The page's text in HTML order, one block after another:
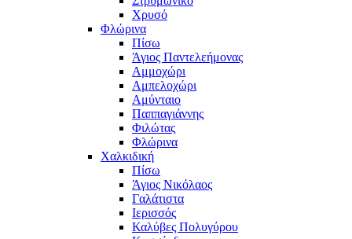
Χρυσό
Φλώρινα
Πίσω
Άγιος Παντελεήμονας
Αμμοχώρι
Αμπελοχώρι
Αμύνταιο
Παππαγιάννης
Φιλώτας
Φλώρινα
Χαλκιδική
Πίσω
Άγιος Νικόλαος
Γαλάτιστα
Ιερισσός
Καλύβες Πολυγύρου